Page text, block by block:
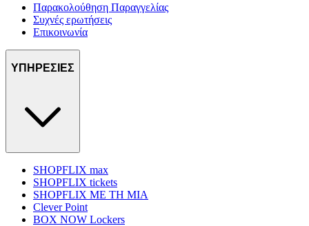
Παρακολούθηση Παραγγελίας
Συχνές ερωτήσεις
Επικοινωνία
ΥΠΗΡΕΣΙΕΣ
SHOPFLIX max
SHOPFLIX tickets
SHOPFLIX ΜΕ ΤΗ ΜΙΑ
Clever Point
BOX NOW Lockers